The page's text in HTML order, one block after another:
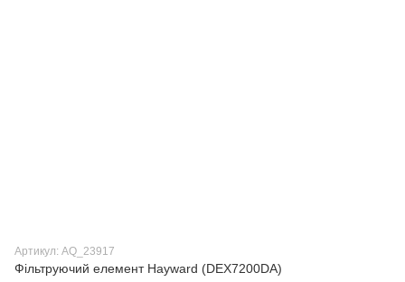
Артикул: AQ_23917
Фільтруючий елемент Hayward (DEX7200DA)